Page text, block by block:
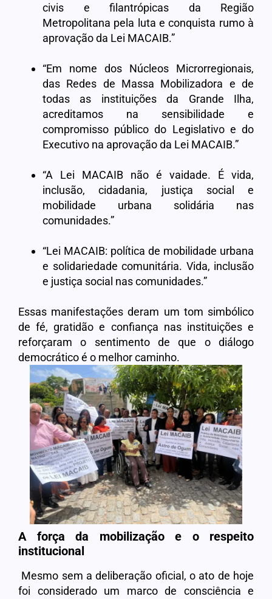
civis e filantrópicas da Região
Metropolitana pela luta e conquista rumo à
aprovação da Lei MACAIB.”
“Em nome dos Núcleos Microrregionais,
das Redes de Massa Mobilizadora e de
todas as instituições da Grande Ilha,
acreditamos na sensibilidade e
compromisso público do Legislativo e do
Executivo na aprovação da Lei MACAIB.”
“A Lei MACAIB não é vaidade. É vida,
inclusão, cidadania, justiça social e
mobilidade urbana solidária nas
comunidades.”
“Lei MACAIB: política de mobilidade urbana
e solidariedade comunitária. Vida, inclusão
e justiça social nas comunidades.”
Essas manifestações deram um tom simbólico
de fé, gratidão e confiança nas instituições e
reforçaram o sentimento de que o diálogo
democrático é o melhor caminho.
A força da mobilização e o respeito
institucional
Mesmo sem a deliberação oficial, o ato de hoje
foi considerado um marco de consciência e